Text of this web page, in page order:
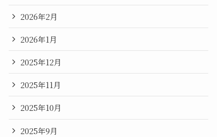
2026年2月
2026年1月
2025年12月
2025年11月
2025年10月
2025年9月